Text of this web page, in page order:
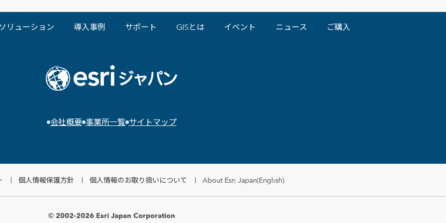
リューション 導入事例 サポート GISとは イベント ニュース ご購入
会社概要 事業所一覧 サイトマップ
個人情報保護方針 個人情報のお取り扱いについて About Esri Japan(English)
© 2002-2026 Esri Japan Corporation